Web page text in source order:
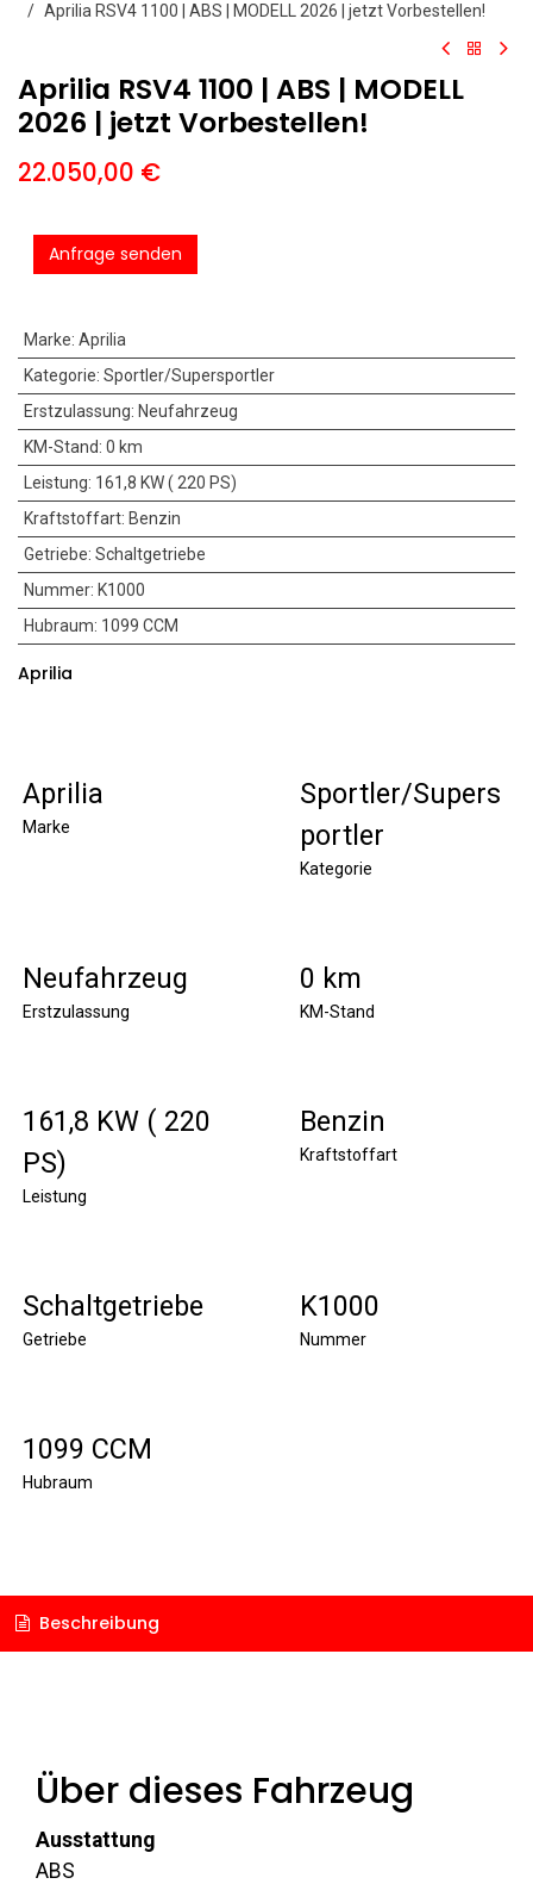
Aprilia RSV4 1100 | ABS | MODELL 2026 | jetzt Vorbestellen!
Aprilia RSV4 1100 | ABS | MODELL
2026 | jetzt Vorbestellen!
22.050,00 €
Anfrage senden
Marke: Aprilia
Kategorie: Sportler/Supersportler
Erstzulassung: Neufahrzeug
KM-Stand: 0 km
Leistung: 161,8 KW ( 220 PS)
Kraftstoffart: Benzin
Getriebe: Schaltgetriebe
Nummer: K1000
Hubraum: 1099 CCM
Aprilia
Aprilia
Marke
Sportler/Supers
portler
Kategorie
Neufahrzeug
Erstzulassung
0 km
KM-Stand
161,8 KW ( 220
PS)
Leistung
Benzin
Kraftstoffart
Schaltgetriebe
Getriebe
K1000
Nummer
1099 CCM
Hubraum
Beschreibung
Über dieses Fahrzeug
Ausstattung
ABS